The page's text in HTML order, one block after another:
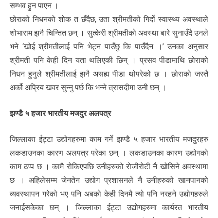
सम्भव हुन पाएन ।
छोराको निधनको शोक त छँदैछ, उता श्रीमतीको गिर्दो स्वास्थ्य अवस्थाले
शोभाराम झनै चिन्तित छन् । सुत्केरी श्रीमतीको अवस्था बारे सुनाउँदै उनले
भने ‘खोई श्रीमतीलाई पनि भेट्न पाउँछु कि पाउँदैन ।’ उनका अनुसार
श्रीमती पनि केही दिन यता थलिएकी छिन् । प्रसव पीडामाथि छोराको
निधन हुनुले श्रीमतीलाई झनै असह्य पीडा थोपरेको छ । छोराको जस्तै
अर्को अप्रिय खवर सुन्नु पर्छ कि भन्ने त्रासदीमा उनी छन् ।
झण्डै ५ हजार भारतीय मजदुर अलपत्र
जिल्लाका ईट्टा उद्योगहरुमा काम गर्ने झण्डै ५ हजार भारतीय मजदुरहरु
लकडाउनका कारण अलपत्र परेका छन् । लकडाउनका कारण उद्योगको
काम ठप्प छ । कामै रोकिएपछि उनीहरुको रोजीरोटी नै खोसिने अवस्थामा
छ । अहिलेसम्म जेनतेन उद्योग प्रशासनले नै उनीहरुको खानपानको
व्यवस्थापन गरेको भए पनि अबको केही दिनमै त्यो पनि नरहने उद्योगहरुले
जनाईसकेका छन् । जिल्लाका ईट्टा उद्योगहरुमा कार्यरत भारतीय